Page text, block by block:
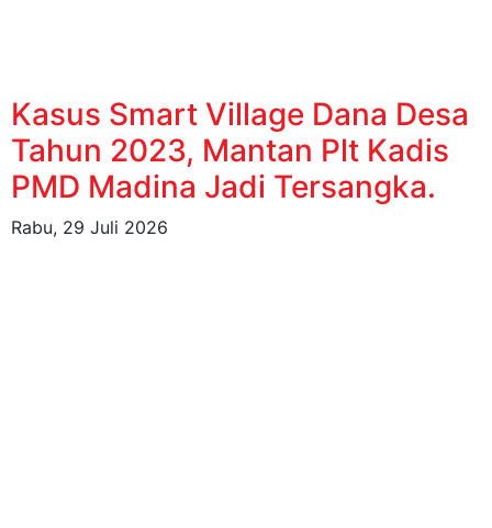
Kasus Smart Village Dana Desa
Tahun 2023, Mantan Plt Kadis
PMD Madina Jadi Tersangka.
Rabu, 29 Juli 2026